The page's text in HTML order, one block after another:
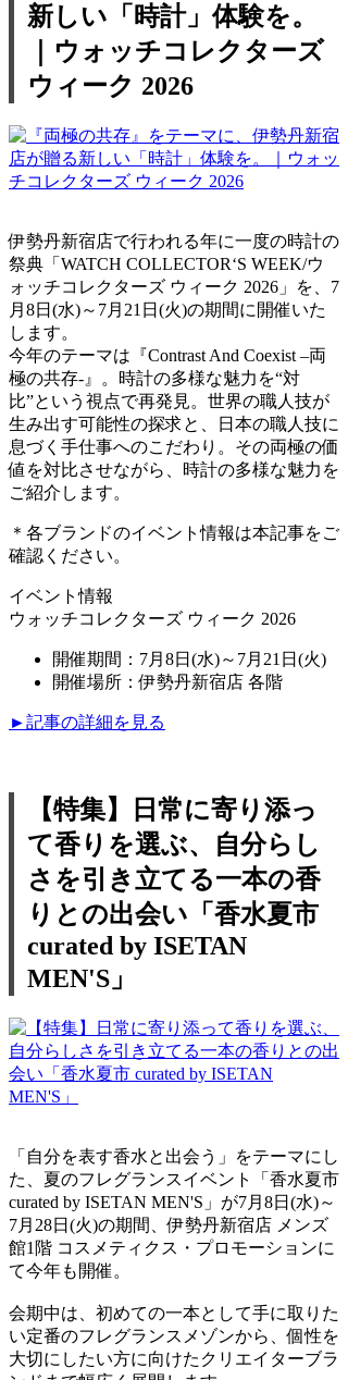
新しい「時計」体験を。
｜ウォッチコレクターズ
ウィーク 2026
伊勢丹新宿店で行われる年に一度の時計の
祭典「WATCH COLLECTOR‘S WEEK/ウ
ォッチコレクターズ ウィーク 2026」を、7
月8日(水)～7月21日(火)の期間に開催いた
します。
今年のテーマは『Contrast And Coexist –両
極の共存-』。時計の多様な魅力を“対
比”という視点で再発見。世界の職人技が
生み出す可能性の探求と、日本の職人技に
息づく手仕事へのこだわり。その両極の価
値を対比させながら、時計の多様な魅力を
ご紹介します。
＊各ブランドのイベント情報は本記事をご
確認ください。
イベント情報
ウォッチコレクターズ ウィーク 2026
開催期間：7月8日(水)～7月21日(火)
開催場所：伊勢丹新宿店 各階
►記事の詳細を見る
【特集】日常に寄り添っ
て香りを選ぶ、自分らし
さを引き立てる一本の香
りとの出会い「香水夏市
curated by ISETAN
MEN'S」
「自分を表す香水と出会う」をテーマにし
た、夏のフレグランスイベント「香水夏市
curated by ISETAN MEN'S」が7月8日(水)～
7月28日(火)の期間、伊勢丹新宿店 メンズ
館1階 コスメティクス・プロモーションに
て今年も開催。
会期中は、初めての一本として手に取りた
い定番のフレグランスメゾンから、個性を
大切にしたい方に向けたクリエイターブラ